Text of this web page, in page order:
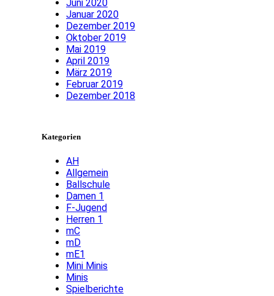
Juni 2020
Januar 2020
Dezember 2019
Oktober 2019
Mai 2019
April 2019
März 2019
Februar 2019
Dezember 2018
Kategorien
AH
Allgemein
Ballschule
Damen 1
F-Jugend
Herren 1
mC
mD
mE1
Mini Minis
Minis
Spielberichte